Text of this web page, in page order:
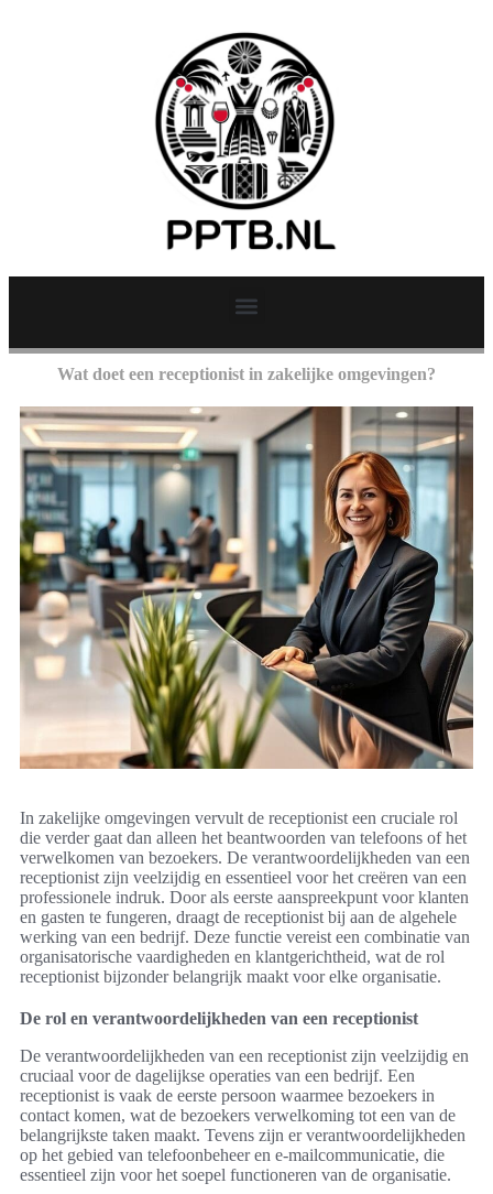
Wat doet een receptionist in zakelijke omgevingen?
In zakelijke omgevingen vervult de receptionist een cruciale rol
die verder gaat dan alleen het beantwoorden van telefoons of het
verwelkomen van bezoekers. De verantwoordelijkheden van een
receptionist zijn veelzijdig en essentieel voor het creëren van een
professionele indruk. Door als eerste aanspreekpunt voor klanten
en gasten te fungeren, draagt de receptionist bij aan de algehele
werking van een bedrijf. Deze functie vereist een combinatie van
organisatorische vaardigheden en klantgerichtheid, wat de rol
receptionist bijzonder belangrijk maakt voor elke organisatie.
De rol en verantwoordelijkheden van een receptionist
De verantwoordelijkheden van een receptionist zijn veelzijdig en
cruciaal voor de dagelijkse operaties van een bedrijf. Een
receptionist is vaak de eerste persoon waarmee bezoekers in
contact komen, wat de bezoekers verwelkoming tot een van de
belangrijkste taken maakt. Tevens zijn er verantwoordelijkheden
op het gebied van telefoonbeheer en e-mailcommunicatie, die
essentieel zijn voor het soepel functioneren van de organisatie.